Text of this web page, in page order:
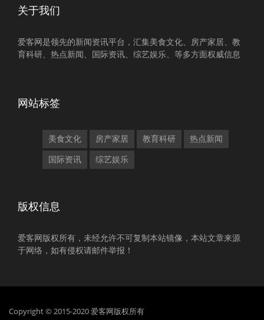
关于我们
爱客网是领先的新闻资讯平台，汇集美食文化、房产家居、教
育科研、热点新闻、国际资讯、综艺娱乐、等多方面权威信息
网站标签
美食文化 房产家居 教育科研 热点新闻
国际资讯 综艺娱乐
版权信息
爱客网版权所有，未经允许不可复制本站镜像，本站文章来源
于网络，如有侵权请邮件举报！
Copyright © 2015-2020 爱客网版权所有